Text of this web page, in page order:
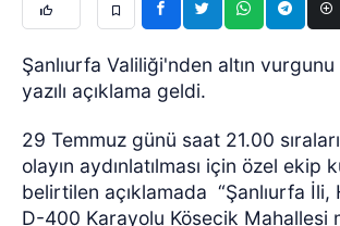
Şanlıurfa Valiliği'nden altın vurgunu
yazılı açıklama geldi.
29 Temmuz günü saat 21.00
olayın aydınlatılması için özel ekip
belirtilen açıklamada “Şanlıurfa İli,
D-400 Karayolu Kösecik Mahallesi